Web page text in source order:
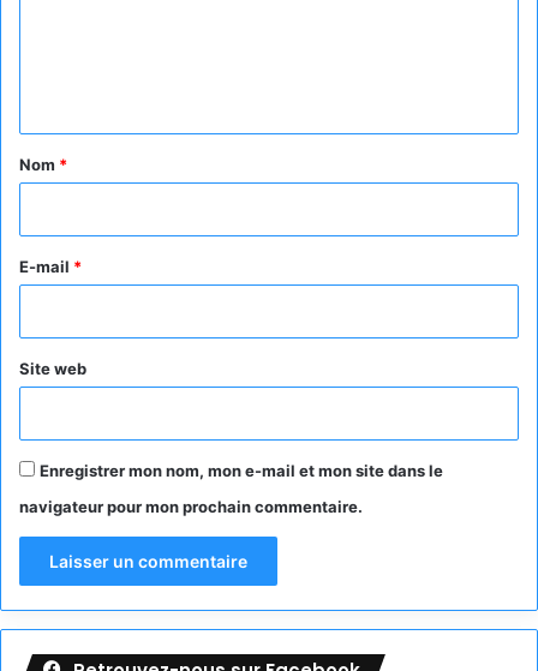
a
r
e
Nom *
E-mail *
Site web
Enregistrer mon nom, mon e-mail et mon site dans le
navigateur pour mon prochain commentaire.